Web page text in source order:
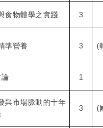
食物體學之實踐 3
準營養 3
(
1
與市場脈動的十年
3
(